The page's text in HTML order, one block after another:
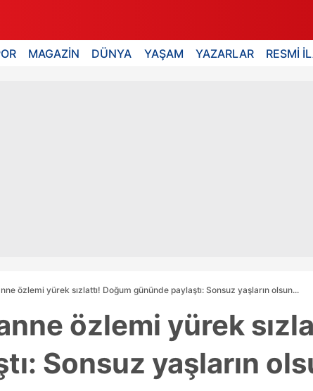
MAGAZİN DÜNYA YAŞAM YAZARLAR RESMİ
özlemi yürek sızlattı! Doğum gününde paylaştı: Sonsuz yaşların olsun...
özlemi yürek
Sonsuz yaşların